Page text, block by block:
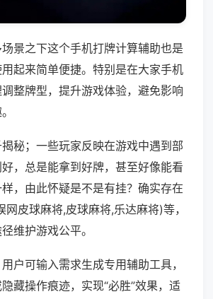
景之下这个手机打牌计算辅助也是
起来简单便捷。特别是在大家手机
整牌型，提升游戏体验，避免影响
秘；一些玩家反映在游戏中遇到部
，总是能拿到好牌，甚至好像能看
，由此怀疑是不是有挂？确实存在
网皮球麻将,皮球麻将,乐达麻将)等，
维护游戏公平。
户可输入需求生成专用辅助工具，
藏操作痕迹，实现“必胜”效果，适